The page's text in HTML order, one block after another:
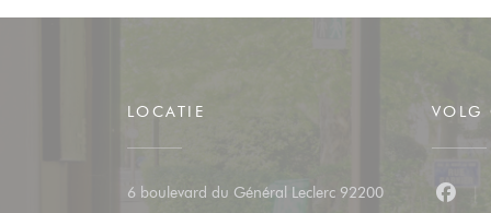
LOCATIE
6 boulevard du Général Leclerc 92200
VOLG